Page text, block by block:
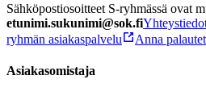
Sähköpostiosoitteet S-ryhmässä ovat
etunimi.sukunimi@sok.fi
ryhmän asiakaspalvelu
Anna
Asiakasomistaja